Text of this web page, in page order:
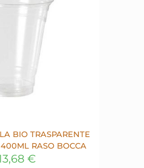
BIO TRASPARENTE
RASO BOCCA
€